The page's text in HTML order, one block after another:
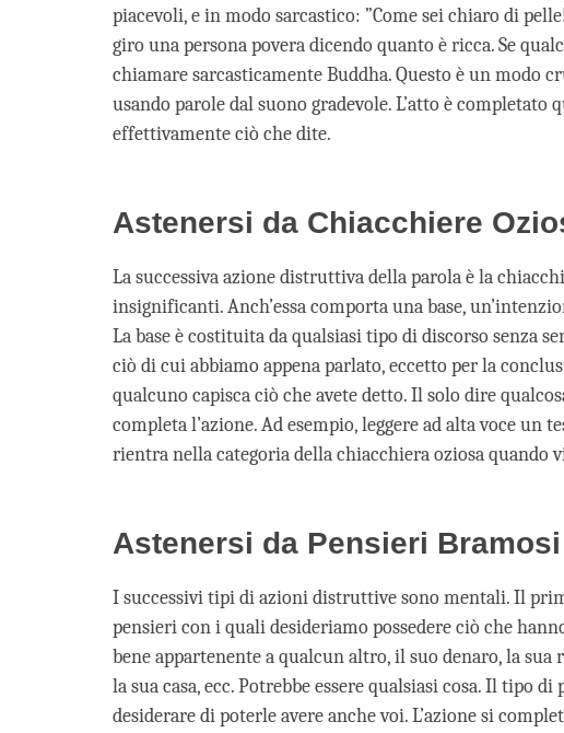
piacevoli, e in modo sarcastico: ”Come sei chiaro di
giro una persona povera dicendo quanto è ricca. Se
chiamare sarcasticamente Buddha. Questo è un modo
usando parole dal suono gradevole. L’atto è completato
effettivamente ciò che dite.
Astenersi da Chiacchiere
La successiva azione distruttiva della parola è la
insignificanti. Anch’essa comporta una base,
La base è costituita da qualsiasi tipo di discorso senza
ciò di cui abbiamo appena parlato, eccetto per la
qualcuno capisca ciò che avete detto. Il solo dire
completa l’azione. Ad esempio, leggere ad alta voce un
rientra nella categoria della chiacchiera oziosa quando
Astenersi da Pensieri Bramosi
I successivi tipi di azioni distruttive sono mentali. Il
pensieri con i quali desideriamo possedere ciò che
bene appartenente a qualcun altro, il suo denaro, la sua
la sua casa, ecc. Potrebbe essere qualsiasi cosa. Il tipo di
desiderare di poterle avere anche voi. L’azione si